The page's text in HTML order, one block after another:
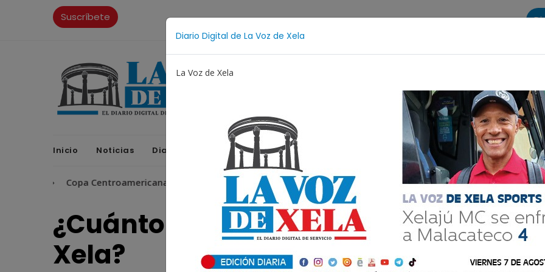
Diario Digital de La Voz de Xela
La Voz de Xela
Suscríbete
Inicio Noticias Diario Digital Opiniones La Voz de Xela Sports Contáctanos LA VOZ 25
Copa Centroamericana Patzicía Escritura Noveno Aniversario Fichajes Niñez y
¿Cuánto cobran los bicitaxi en
Xela?